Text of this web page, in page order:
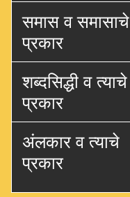
समास व समासाचे
प्रकार
शब्दसिद्धी व त्याचे
प्रकार
अंलकार व त्याचे
प्रकार